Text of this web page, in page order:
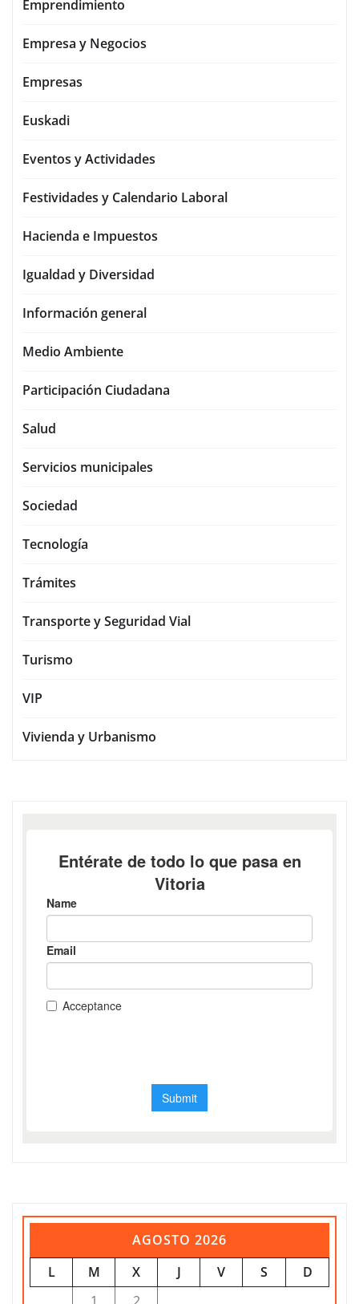
Emprendimiento
Empresa y Negocios
Empresas
Euskadi
Eventos y Actividades
Festividades y Calendario Laboral
Hacienda e Impuestos
Igualdad y Diversidad
Información general
Medio Ambiente
Participación Ciudadana
Salud
Servicios municipales
Sociedad
Tecnología
Trámites
Transporte y Seguridad Vial
Turismo
VIP
Vivienda y Urbanismo
AGOSTO 2026
L
M X J V S
D